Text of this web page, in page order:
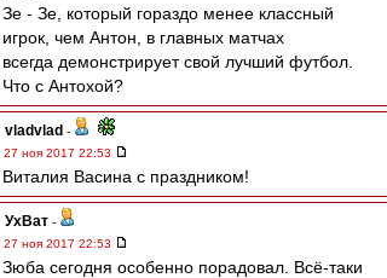
Зе - Зе, который гораздо менее классный
игрок, чем Антон, в главных матчах
всегда демонстрирует свой лучший футбол.
Что с Антохой?
vladvlad -
27 ноя 2017 22:53
Виталия Васина с праздником!
УхВат -
27 ноя 2017 22:53
Зюба сегодня особенно порадовал. Всё-таки